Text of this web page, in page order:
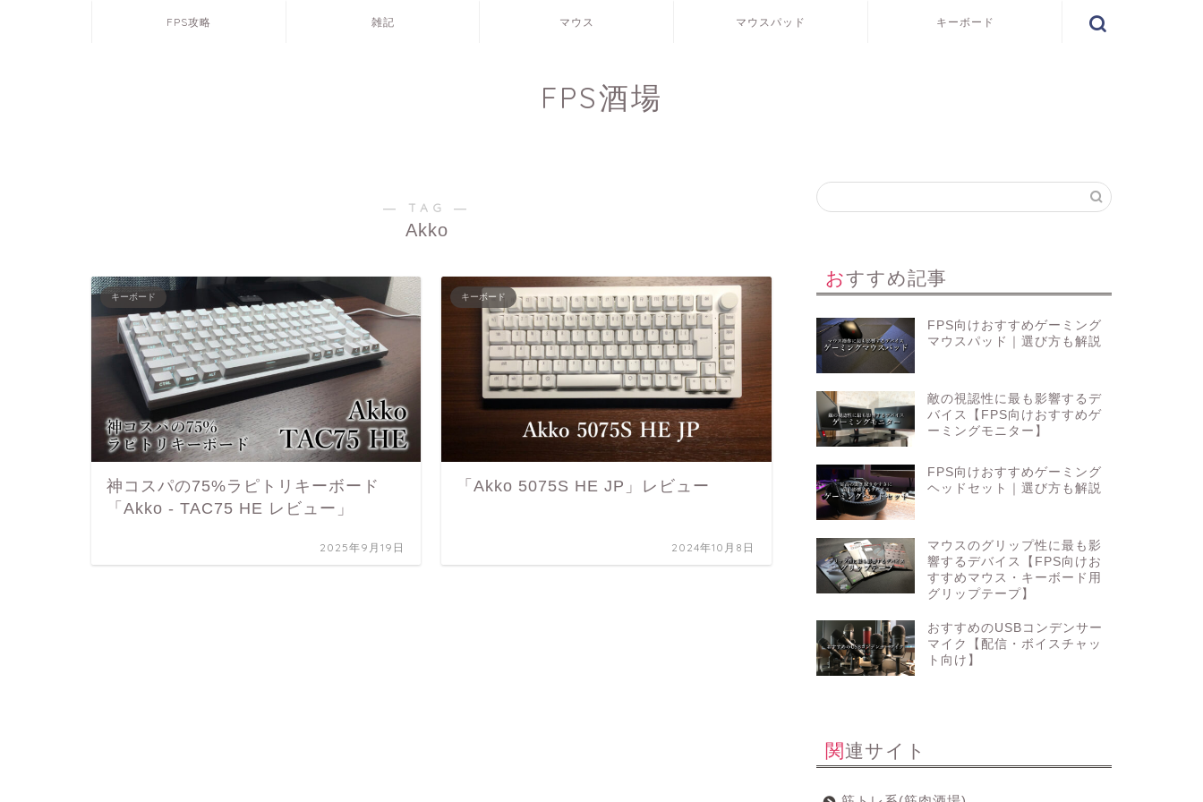
FPS攻略 雑記 マウス マウスパッド キーボード
FPS酒場
― TAG ―
Akko
キーボード
神コスパの75%ラピトリキーボード
「Akko - TAC75 HE レビュー」
2025年9月19日
キーボード
「Akko 5075S HE JP」レビュー
2024年10月8日
おすすめ記事
FPS向けおすすめゲーミング
マウスパッド｜選び方も解説
敵の視認性に最も影響するデ
バイス【FPS向けおすすめゲ
ーミングモニター】
FPS向けおすすめゲーミング
ヘッドセット｜選び方も解説
マウスのグリップ性に最も影
響するデバイス【FPS向けお
すすめマウス・キーボード用
グリップテープ】
おすすめのUSBコンデンサー
マイク【配信・ボイスチャッ
ト向け】
関連サイト